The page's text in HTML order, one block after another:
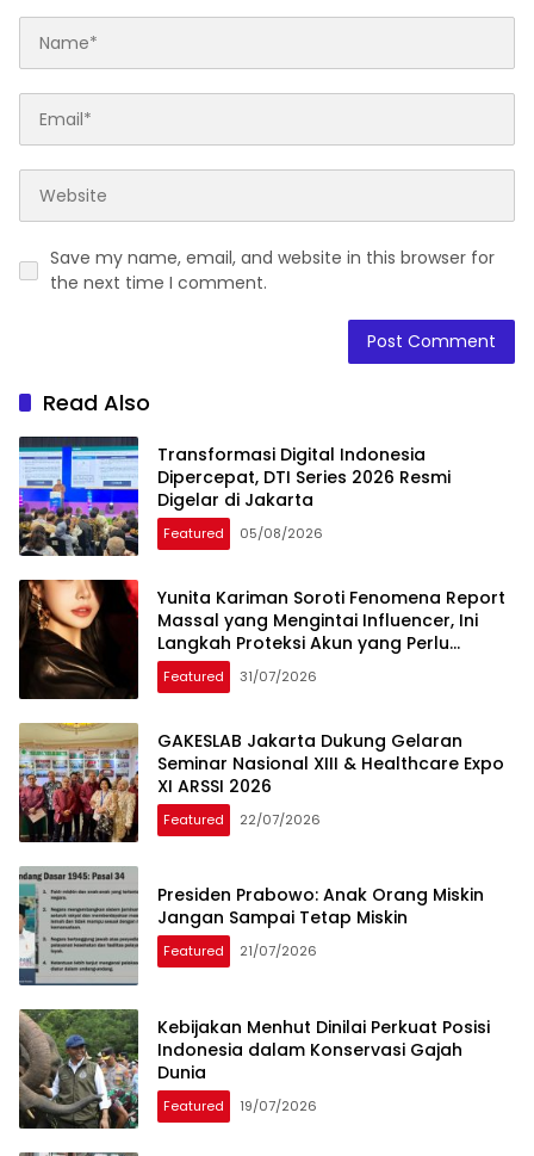
Save my name, email, and website in this browser for
the next time I comment.
Read Also
Transformasi Digital Indonesia
Dipercepat, DTI Series 2026 Resmi
Digelar di Jakarta
Featured 05/08/2026
Yunita Kariman Soroti Fenomena Report
Massal yang Mengintai Influencer, Ini
Langkah Proteksi Akun yang Perlu
Diketahui
Featured 31/07/2026
GAKESLAB Jakarta Dukung Gelaran
Seminar Nasional XIII & Healthcare Expo
XI ARSSI 2026
Featured 22/07/2026
Presiden Prabowo: Anak Orang Miskin
Jangan Sampai Tetap Miskin
Featured 21/07/2026
Kebijakan Menhut Dinilai Perkuat Posisi
Indonesia dalam Konservasi Gajah
Dunia
Featured 19/07/2026